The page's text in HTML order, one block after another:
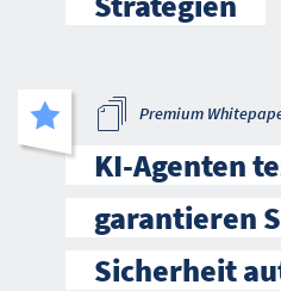
Premium
KI-Agenten
garantieren
Sicherheit